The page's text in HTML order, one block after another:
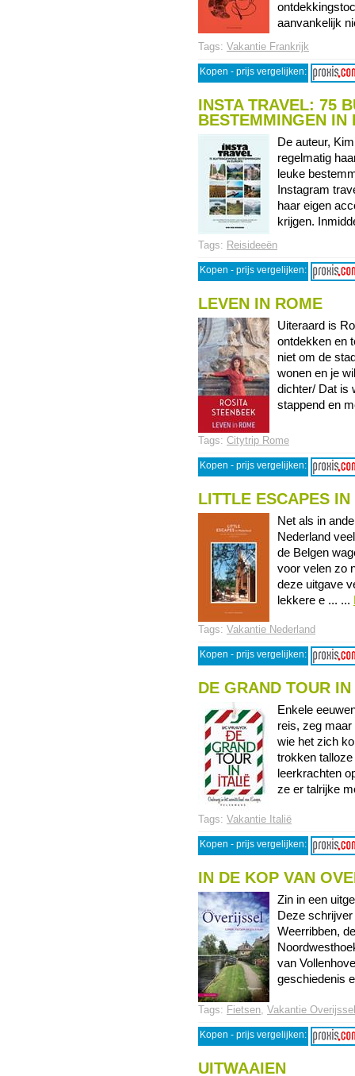
aanvankelijk
Tags: Vakantie Frankrijk
Kopen - prijs vergelijken:
INSTA TRAVEL: 75
BESTEMMINGEN IN
De auteur,
regelmatig
leuke
Instagram
haar eigen
krijgen.
Tags: Reisideeën
Kopen - prijs vergelijken:
LEVEN IN ROME
Uiteraard is
ontdekken en
niet om de
wonen en je
dichter/ Dat is
stappend en
Tags: Citytrip Rome
Kopen - prijs vergelijken:
LITTLE ESCAPES
Net als in
Nederland
de Belgen
voor velen zo
deze uitgave
lekkere e ... ...
Tags: Vakantie Nederland
Kopen - prijs vergelijken:
DE GRAND TOUR
Enkele
reis, zeg
wie het zich
trokken
leerkrachten
ze er talrijke
Tags: Vakantie Italië
Kopen - prijs vergelijken:
IN DE KOP VAN
Zin in een
Deze
Weerribben,
van
geschiedenis
Tags: Fietsen, Vakantie Overijssel
Kopen - prijs vergelijken:
UITWAAIEN